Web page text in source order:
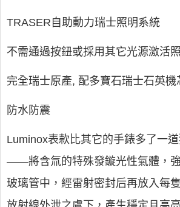
TRASER自助動力瑞士照明系統
不需通過按鈕或採用其它光源激活
完全瑞士原產, 配多寶石瑞士石英機
防水防震
Luminox表款比其它的手錶多了一
——將含氚的特殊發鏇光性氣體，
玻璃管中，經雷射密封后再放入每